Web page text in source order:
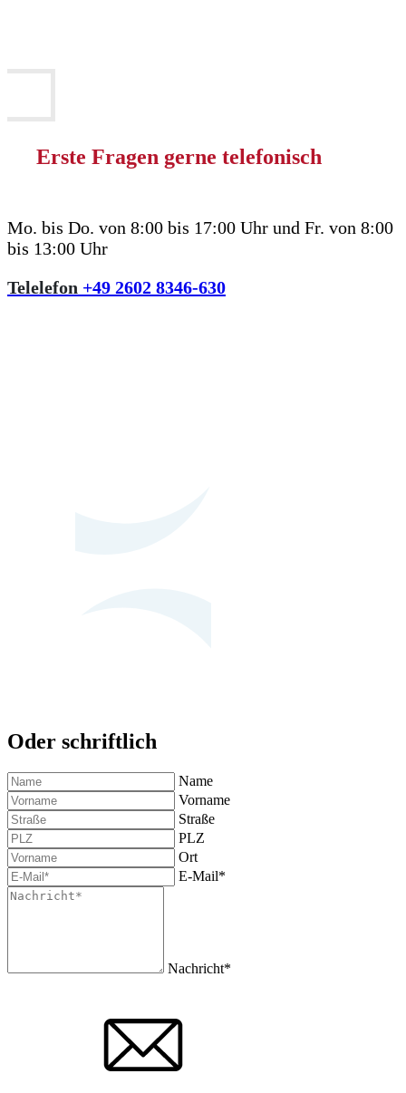
Erste Fragen gerne telefonisch
Mo. bis Do. von 8:00 bis 17:00 Uhr und Fr. von 8:00
bis 13:00 Uhr
Telelefon +49 2602 8346-630
Oder schriftlich
Name
Vorname
Straße
PLZ
Ort
E-Mail*
Nachricht*